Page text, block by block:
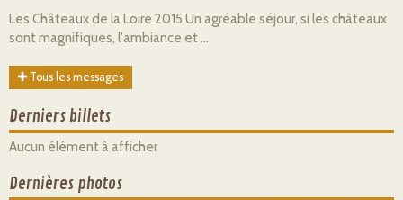
Les Châteaux de la Loire 2015 Un agréable séjour, si les châteaux
sont magnifiques, l'ambiance et ...
Tous les messages
Derniers billets
Aucun élément à afficher
Dernières photos